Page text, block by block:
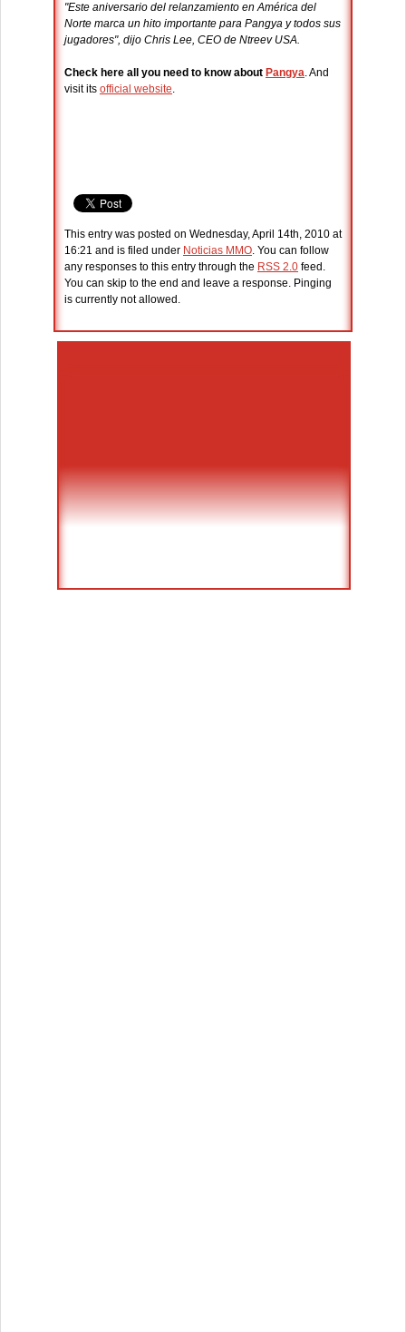
"Este aniversario del relanzamiento en América del
Norte marca un hito importante para Pangya y todos sus
jugadores", dijo Chris Lee, CEO de Ntreev USA.
Check here all you need to know about Pangya. And
visit its official website.
This entry was posted on Wednesday, April 14th, 2010 at
16:21 and is filed under Noticias MMO. You can follow
any responses to this entry through the RSS 2.0 feed.
You can skip to the end and leave a response. Pinging
is currently not allowed.